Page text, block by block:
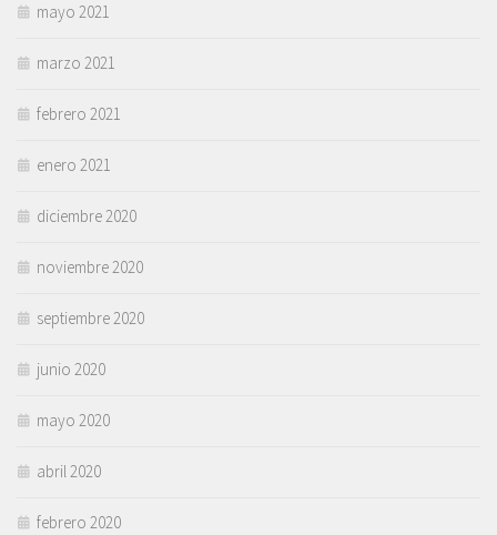
mayo 2021
marzo 2021
febrero 2021
enero 2021
diciembre 2020
noviembre 2020
septiembre 2020
junio 2020
mayo 2020
abril 2020
febrero 2020